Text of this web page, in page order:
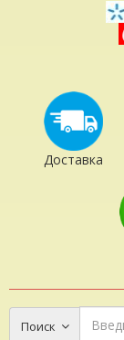
Доставка
Поиск